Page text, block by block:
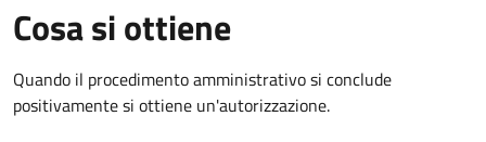
Cosa si ottiene
Quando il procedimento amministrativo si conclude
positivamente si ottiene un'autorizzazione.